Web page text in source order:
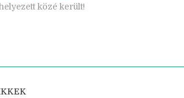
közé került!